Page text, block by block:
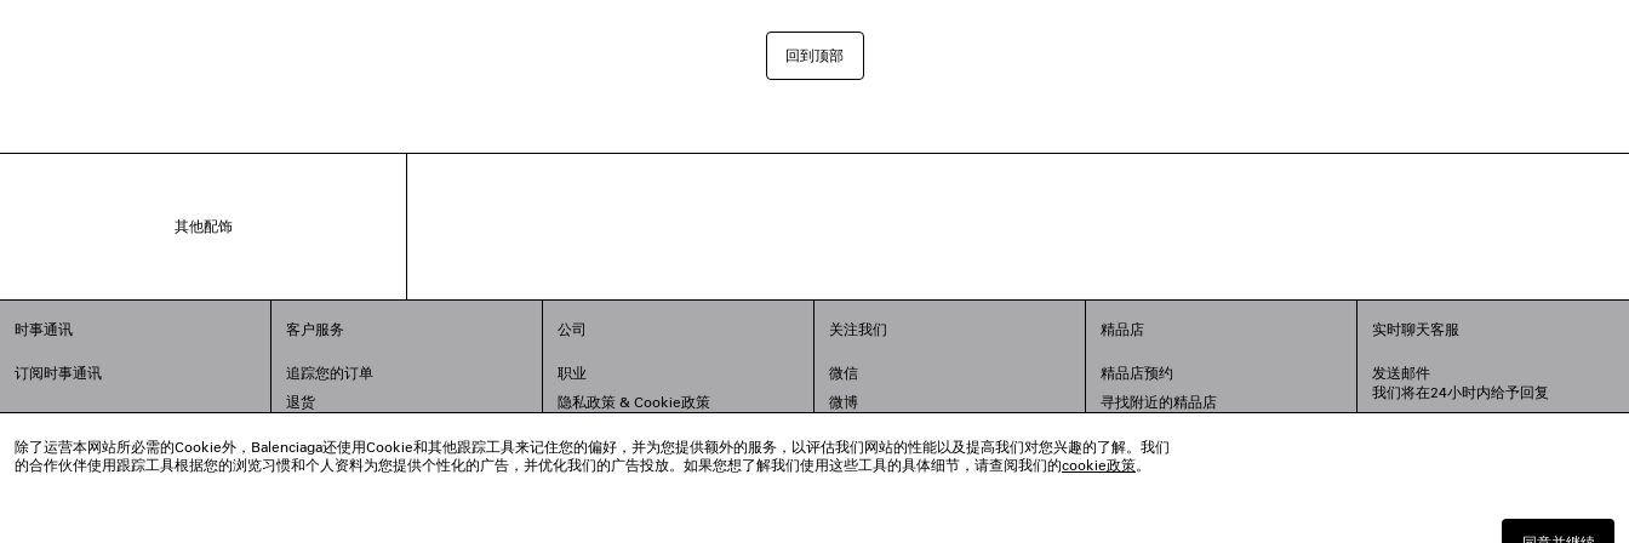
除了运营本网站所必需的Cookie外，Balenciaga还使用Cookie和其他跟踪工具来记住您的偏好，并为您提供额外的服务，以评估我们网站的性能以及提高我们对您兴趣的了解。我们
的合作伙伴使用跟踪工具根据您的浏览习惯和个人资料为您提供个性化的广告，并优化我们的广告投放。如果您想了解我们使用这些工具的具体细节，请查阅我们的cookie政策。
回到顶部
其他配饰
时事通讯
订阅时事通讯
客户服务
追踪您的订单
退货
支付
公司
职业
隐私政策 & Cookie政策
联合国世界粮食计划署
关注我们
微信
微博
抖音
精品店
精品店预约
寻找附近的精品店
实时聊天客服
发送邮件
我们将在24小时内给予回复